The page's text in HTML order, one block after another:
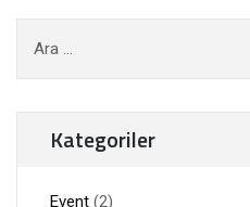
Kategoriler
Event (2)